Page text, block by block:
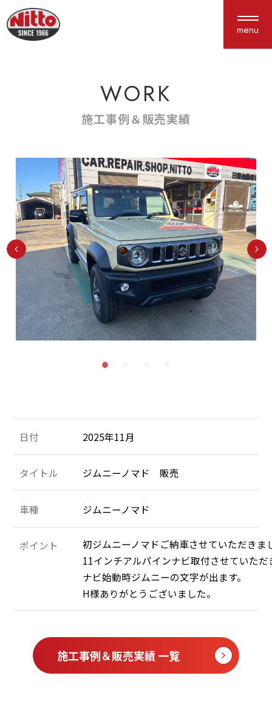
menu
私たちについて
アクセス
Service
サービス紹介
鈑金塗装
保険
新車中古車販売
カスタム
Works
施工＆販売実績
Interview
お客様の声
Recruit
採用情報
053-471-5431
お問合せ
WORK
施工事例＆販売実績
日付 2025年11月
タイトル ジムニーノマド 販売
車種 ジムニーノマド
ポイント
初ジムニーノマドご納車させていただきま
11インチアルパインナビ取付させていただ
ナビ始動時ジムニーの文字が出ます。
H様ありがとうございました。
施工事例＆販売実績 一覧